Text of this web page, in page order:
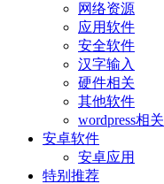
网络资源
应用软件
安全软件
汉字输入
硬件相关
其他软件
wordpress相关
安卓软件
安卓应用
特别推荐